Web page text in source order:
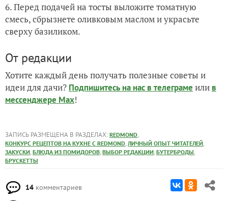
6. Перед подачей на тосты выложите томатную
смесь, сбрызнете оливковым маслом и украсьте
сверху базиликом.
От редакции
Хотите каждый день получать полезные советы и
идеи для дачи? Подпишитесь на нас в телеграме или в
мессенджере Max!
ЗАПИСЬ РАЗМЕЩЕНА В РАЗДЕЛАХ: REDMOND,
КОНКУРС РЕЦЕПТОВ НА КУХНЕ С REDMOND, ЛИЧНЫЙ ОПЫТ ЧИТАТЕЛЕЙ,
ЗАКУСКИ, БЛЮДА ИЗ ПОМИДОРОВ, ВЫБОР РЕДАКЦИИ, БУТЕРБРОДЫ,
БРУСКЕТТЫ
14 комментариев